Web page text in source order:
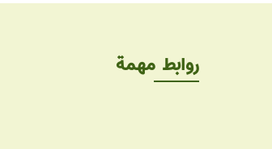
روابط مهمة